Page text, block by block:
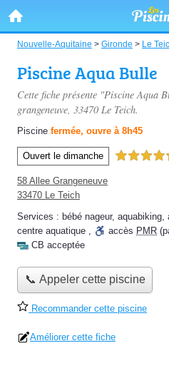
Nouvelle-Aquitaine > Gironde > Le
Piscine Aqua Bulle
Cette fiche présente "Piscine Aqua
grangeneuve, 33470 Le Teich.
Piscine fermée, ouvre à 8h45
Ouvert le dimanche 4,5 étoiles
58 Allee Grangeneuve
33470 Le Teich
Services : bébé nageur, aquabiking,
centre aquatique , accès PMR
CB acceptée
📞 Appeler cette piscine
Recommander cette piscine
Améliorer cette fiche